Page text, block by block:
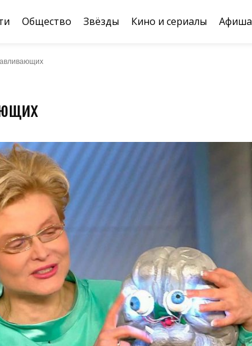
Общество Звёзды Кино и сериалы Афиша